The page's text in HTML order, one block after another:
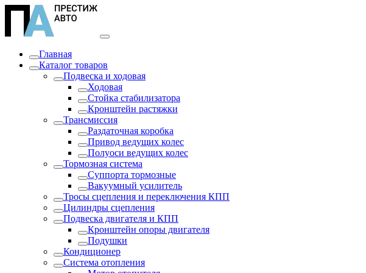
Главная
Каталог товаров
Подвеска и ходовая
Ходовая
Стойка стабилизатора
Кронштейн растяжки
Трансмиссия
Раздаточная коробка
Привод ведущих колес
Полуоси ведущих колес
Тормозная система
Суппорта тормозные
Вакуумный усилитель
Тросы сцепления и переключения КПП
Цилиндры сцепления
Подвеска двигателя и КПП
Кронштейн опоры двигателя
Подушки
Кондиционер
Система отопления